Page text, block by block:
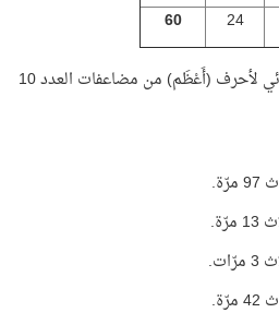
24
60
لأحرف (أَعْظَم) من مضاعفات العدد 10